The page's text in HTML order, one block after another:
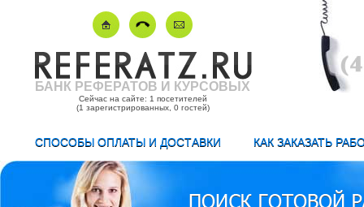
БАНК РЕФЕРАТОВ И КУРСОВЫХ
Сейчас на сайте: 1 посетителей
(1 зарегистрированных, 0 гостей)
СПОСОБЫ ОПЛАТЫ И ДОСТАВКИ КАК ЗАКАЗАТЬ